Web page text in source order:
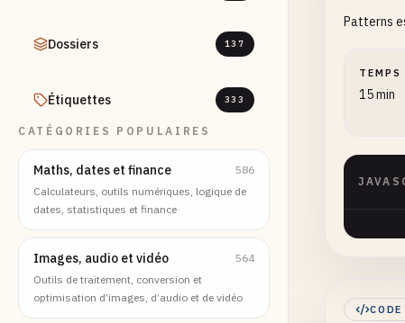
Dossiers 137
Étiquettes 333
CATÉGORIES POPULAIRES
Maths, dates et finance
586
Calculateurs, outils numériques, logique de
dates, statistiques et finance
Images, audio et vidéo
564
Outils de traitement, conversion et
optimisation d’images, d’audio et de vidéo
Patterns
15 min
CODE